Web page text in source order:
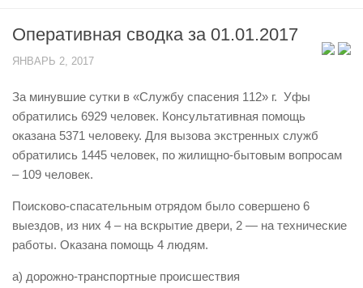
Центр размещения пострадавших
Отчеты о реализации муниципальных программ
История
Виды деятельности
Обслуживание опасных производственных объектов
Оперативная сводка
Половодье
Купальный сезон
Оперативная сводка за 01.01.2017
ЯНВАРЬ 2, 2017
За минувшие сутки в «Службу спасения 112» г. Уфы
обратились 6929 человек. Консультативная помощь
оказана 5371 человеку. Для вызова экстренных служб
обратились 1445 человек, по жилищно-бытовым вопросам
– 109 человек.
Поисково-спасательным отрядом было совершено 6
выездов, из них 4 – на вскрытие двери, 2 — на технические
работы. Оказана помощь 4 людям.
а) дорожно-транспортные происшествия